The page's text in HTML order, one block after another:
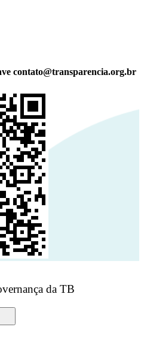
contato@transparencia.org.br
da TB